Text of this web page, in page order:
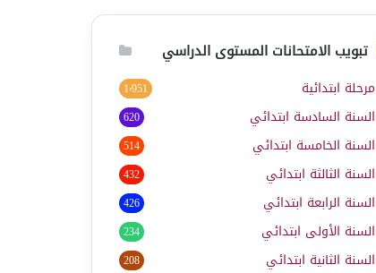
تبويب الامتحانات المستوى الدراسي
مرحلة ابتدائية 1٬951
السنة السادسة ابتدائي 620
السنة الخامسة ابتدائي 514
السنة الثالثة ابتدائي 432
السنة الرابعة ابتدائي 426
السنة الأولى ابتدائي 234
السنة الثانية ابتدائي 208